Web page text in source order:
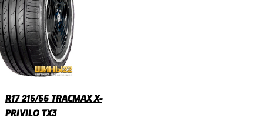
R17 215/55 TRACMAX X-
PRIVILO TX3